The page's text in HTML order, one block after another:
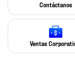
Contáctanos
Ventas